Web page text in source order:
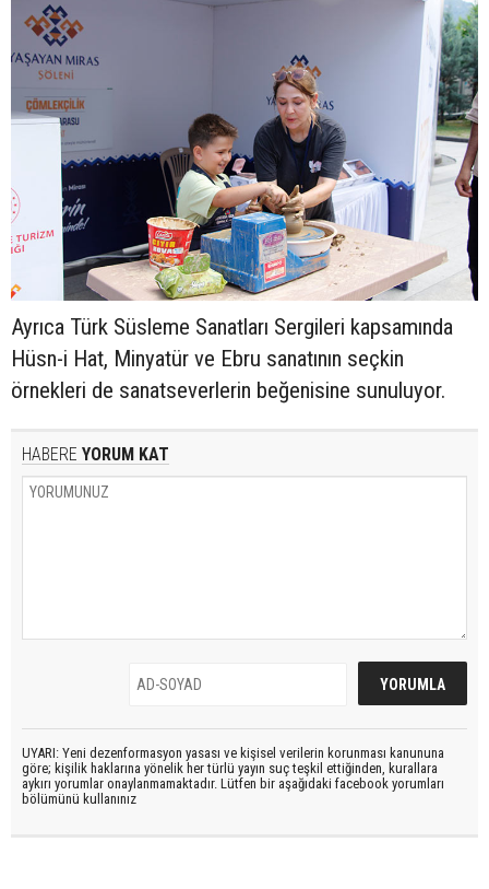
Ayrıca Türk Süsleme Sanatları Sergileri kapsamında
Hüsn-i Hat, Minyatür ve Ebru sanatının seçkin
örnekleri de sanatseverlerin beğenisine sunuluyor.
HABERE YORUM KAT
UYARI: Yeni dezenformasyon yasası ve kişisel verilerin korunması kanununa
göre; kişilik haklarına yönelik her türlü yayın suç teşkil ettiğinden, kurallara
aykırı yorumlar onaylanmamaktadır. Lütfen bir aşağıdaki facebook yorumları
bölümünü kullanınız